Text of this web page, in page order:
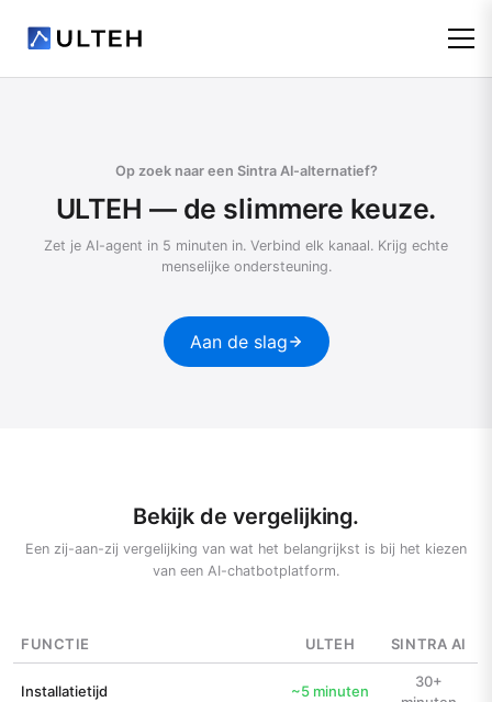
Op zoek naar een Sintra AI-alternatief?
ULTEH — de slimmere keuze.
Zet je AI-agent in 5 minuten in. Verbind elk kanaal. Krijg echte
menselijke ondersteuning.
Aan de slag
Bekijk de vergelijking.
Een zij-aan-zij vergelijking van wat het belangrijkst is bij het kiezen
van een AI-chatbotplatform.
FUNCTIE ULTEH SINTRA AI
Installatietijd ~5 minuten
30+